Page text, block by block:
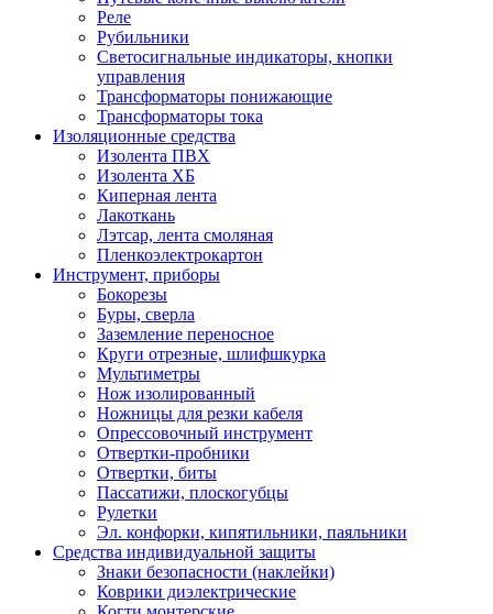
Реле
Рубильники
Светосигнальные индикаторы, кнопки
управления
Трансформаторы понижающие
Трансформаторы тока
Изоляционные средства
Изолента ПВХ
Изолента ХБ
Киперная лента
Лакоткань
Лэтсар, лента смоляная
Пленкоэлектрокартон
Инструмент, приборы
Бокорезы
Буры, сверла
Заземление переносное
Круги отрезные, шлифшкурка
Мультиметры
Нож изолированный
Ножницы для резки кабеля
Опрессовочный инструмент
Отвертки-пробники
Отвертки, биты
Пассатижи, плоскогубцы
Рулетки
Эл. конфорки, кипятильники, паяльники
Средства индивидуальной защиты
Знаки безопасности (наклейки)
Коврики диэлектрические